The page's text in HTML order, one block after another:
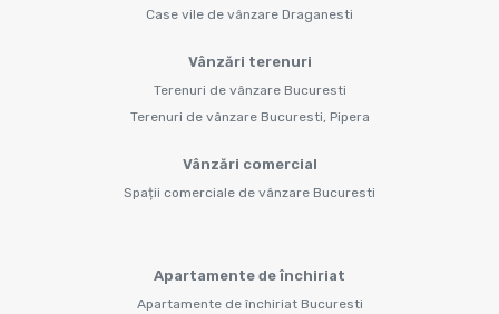
Case vile de vânzare Draganesti
Vânzări terenuri
Terenuri de vânzare Bucuresti
Terenuri de vânzare Bucuresti, Pipera
Vânzări comercial
Spații comerciale de vânzare Bucuresti
Apartamente de închiriat
Apartamente de închiriat Bucuresti